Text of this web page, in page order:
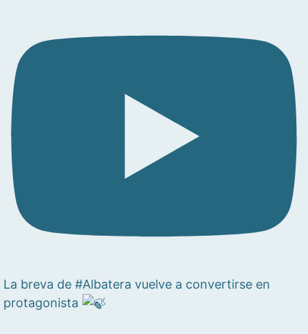
La breva de #Albatera vuelve a convertirse en
protagonista